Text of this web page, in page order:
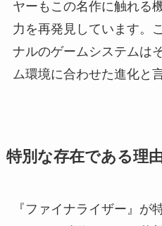
ヤーもこの名作に触れる
力を再発見しています。
ナルのゲームシステムは
ム環境に合わせた進化と
特別な存在である理
『ファイナライザー』が